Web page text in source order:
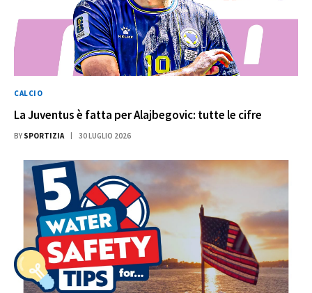
CALCIO
La Juventus è fatta per Alajbegovic: tutte le cifre
BY SPORTIZIA 30 LUGLIO 2026